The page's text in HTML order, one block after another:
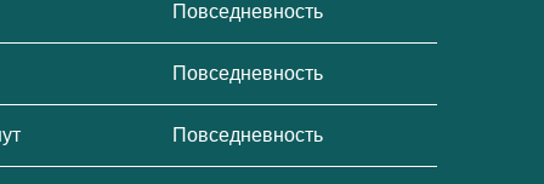
Повседневность
Повседневность
Повседневность